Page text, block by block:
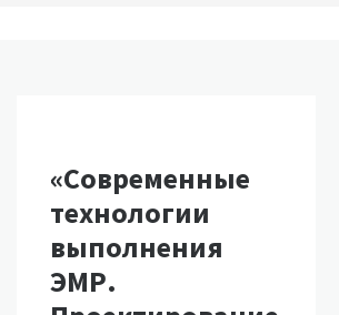
академика А.Н.
«Современные
технологии
выполнения
ЭМР.